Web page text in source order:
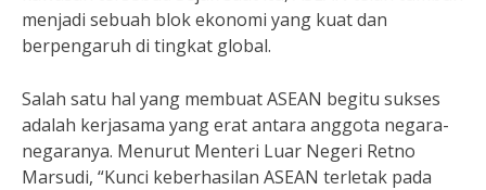
menjadi sebuah blok ekonomi yang kuat dan
berpengaruh di tingkat global.
Salah satu hal yang membuat ASEAN begitu sukses
adalah kerjasama yang erat antara anggota negara-
negaranya. Menurut Menteri Luar Negeri Retno
Marsudi, “Kunci keberhasilan ASEAN terletak pada